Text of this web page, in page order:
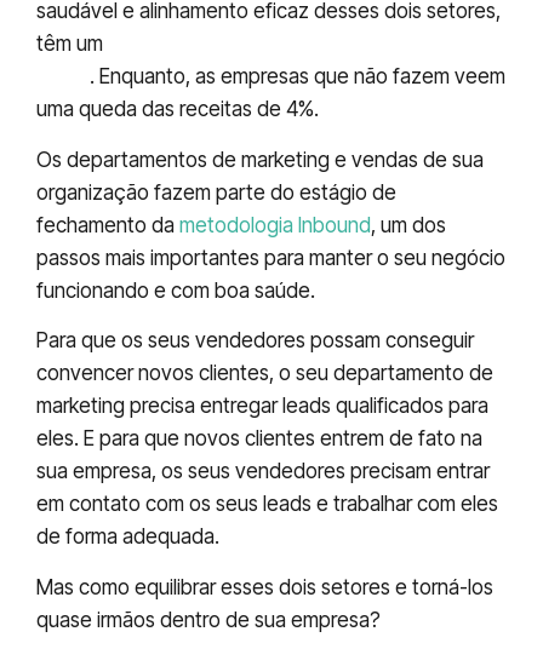
saudável e alinhamento eficaz desses dois setores,
têm um
. Enquanto, as empresas que não fazem veem
uma queda das receitas de 4%.
Os departamentos de marketing e vendas de sua
organização fazem parte do estágio de
fechamento da metodologia Inbound, um dos
passos mais importantes para manter o seu negócio
funcionando e com boa saúde.
Para que os seus vendedores possam conseguir
convencer novos clientes, o seu departamento de
marketing precisa entregar leads qualificados para
eles. E para que novos clientes entrem de fato na
sua empresa, os seus vendedores precisam entrar
em contato com os seus leads e trabalhar com eles
de forma adequada.
Mas como equilibrar esses dois setores e torná-los
quase irmãos dentro de sua empresa?